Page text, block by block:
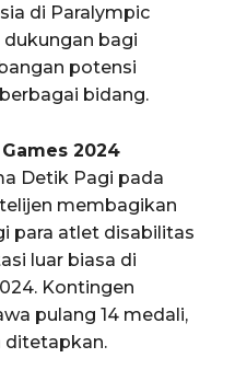
di Paralympic
dukungan bagi
potensi
bidang.
2024
Detik Pagi pada
membagikan
para atlet disabilitas
luar biasa di
Kontingen
pulang 14 medali,
ditetapkan.